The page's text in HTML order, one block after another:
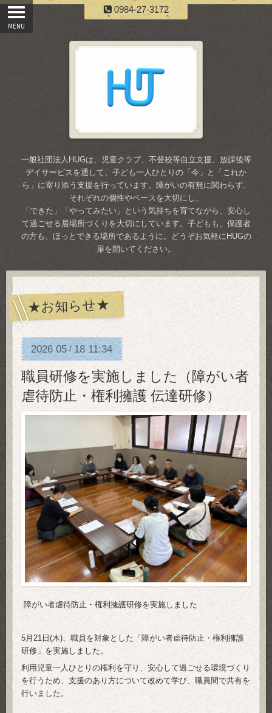
0984-27-3172
一般社団法人HUGは、児童クラブ、不登校等自立支援、放課後等
デイサービスを通して、子ども一人ひとりの「今」と「これか
ら」に寄り添う支援を行っています。障がいの有無に関わらず、
それぞれの個性やペースを大切にし、
「できた」「やってみたい」という気持ちを育てながら、安心し
て過ごせる居場所づくりを大切にしています。子どもも、保護者
の方も、ほっとできる場所であるように。どうぞお気軽にHUGの
扉を開いてください。
★お知らせ★
2026 05/18 11:34
職員研修を実施しました（障がい者
虐待防止・権利擁護 伝達研修）
障がい者虐待防止・権利擁護研修を実施しました
5月21日(木)、職員を対象とした「障がい者虐待防止・権利擁護
研修」を実施しました。
利用児童一人ひとりの権利を守り、安心して過ごせる環境づくり
を行うため、支援のあり方について改めて学び、職員間で共有を
行いました。